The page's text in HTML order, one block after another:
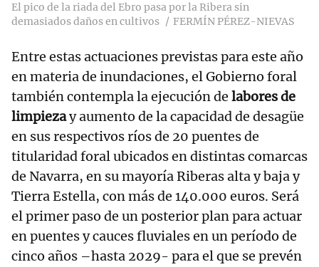
El pico de la riada del Ebro pasa por la Ribera sin
demasiados daños en cultivos
FERMÍN PÉREZ-NIEVAS
Entre estas actuaciones previstas para este año
en materia de inundaciones, el Gobierno foral
también contempla la ejecución de labores de
limpiezay aumento de la capacidad de desagüe
en sus respectivos ríos de 20 puentes de
titularidad foral ubicados en distintas comarcas
de Navarra, en su mayoría Riberas alta y baja y
Tierra Estella, con más de 140.000 euros. Será
el primer paso de un posterior plan para actuar
en puentes y cauces fluviales en un período de
cinco años –hasta 2029- para el que se prevén